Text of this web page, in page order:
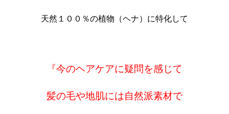
天然１００％の植物（ヘナ）に特化して
『今のヘアケアに疑問を感じて
髪の毛や地肌には自然派素材で